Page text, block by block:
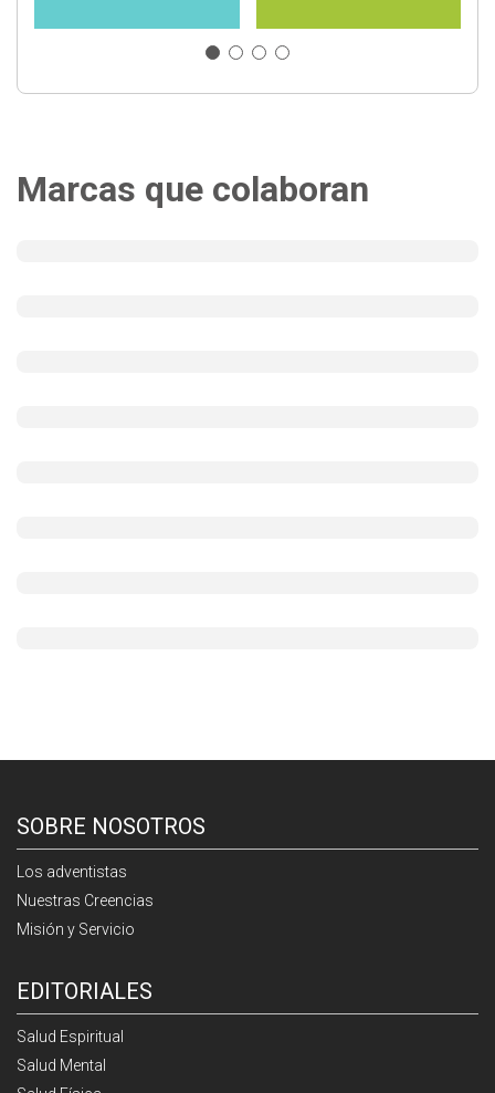
Marcas que colaboran
SOBRE NOSOTROS
Los adventistas
Nuestras Creencias
Misión y Servicio
EDITORIALES
Salud Espiritual
Salud Mental